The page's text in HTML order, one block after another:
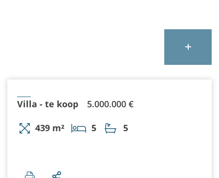
5.000.000 €
Villa - te koop
439 m² 5 5